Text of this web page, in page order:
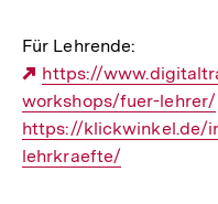
Für Lehrende:
Externer
Link:
https://
workshops/fuer-lehrer/
https://klickwinkel.de/
lehrkraefte/